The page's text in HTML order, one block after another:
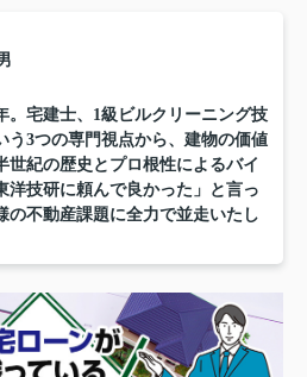
。宅建士、1級ビルクリーニング技
う3つの専門視点から、建物の価値
世紀の歴史とプロ根性によるバイ
洋技研に頼んで良かった」と言っ
の不動産課題に全力で並走いたし